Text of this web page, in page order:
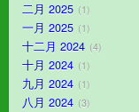
二月 2025 1
一月 2025 1
十二月 2024 4
十月 2024 1
九月 2024 1
八月 2024 3